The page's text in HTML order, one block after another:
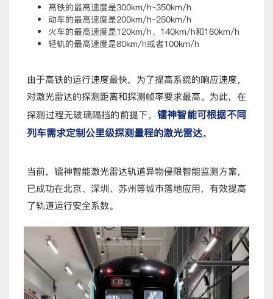
高铁的最高速度是300km/h~350km/h
动车的最高速度是200km/h~250km/h
火车的最高速度是120km/h、140km/h和160km/h
轻轨的最高速度是80km/h或者100km/h
由于高铁的运行速度最快，为了提高系统的响应速度，
对激光雷达的探测距离和探测帧率要求最高。为此，在
探测过程无玻璃隔挡的前提下， 镭神智能可根据不同
列车需求定制公里级探测量程的激光雷达。
当前，镭神智能激光雷达轨道异物侵限智能监测方案，
已成功在北京、深圳、苏州等城市落地应用，有效提高
了轨道运行安全系数。